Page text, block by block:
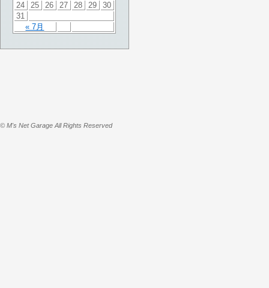
« 7月
24
25 26 27 28 29
30
31
© M's Net Garage All Rights Reserved